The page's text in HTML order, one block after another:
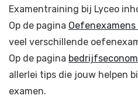
Examentraining bij Lyceo
Op de pagina
veel verschillende
Op de pagina
allerlei tips die jouw helpen
examen.